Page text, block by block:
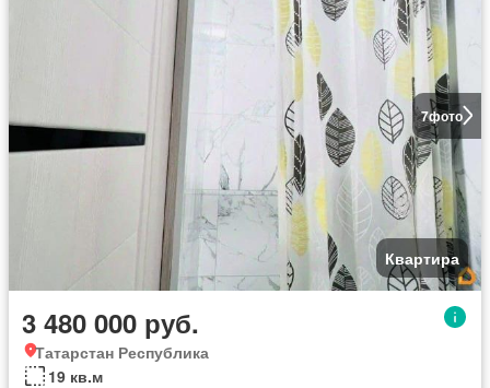
7фото
Квартира
3 480 000 руб.
Татарстан Республика
19 кв.м